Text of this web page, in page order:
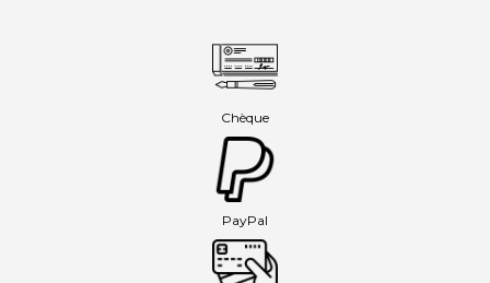
Chèque
PayPal